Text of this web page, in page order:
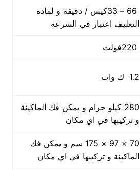
66 – 33كيس / دقيقة و لمادة
التغليف اعتبار في السرعه
1.2 ك وات
280 كيلو جرام و يمكن فك الماكينة
و تركيبها في اي مكان
70 × 97 × 175 سم و يمكن فك
الماكينة و تركيبها في اي مكان